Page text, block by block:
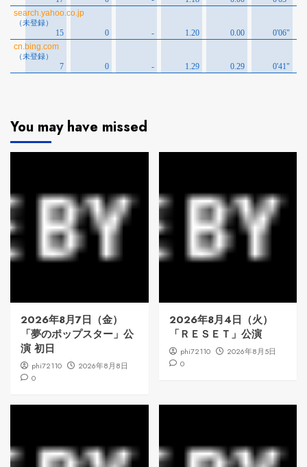
You may have missed
2026年8月7日（金）
「夢のポップスター」公
演 初日
phi72110
2026年8月8日
0
2026年8月4日（火）
「ＲＥＳＥＴ」公演
phi72110
2026年8月5日
0